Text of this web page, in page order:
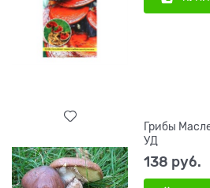
Грибы
УД
138 руб.